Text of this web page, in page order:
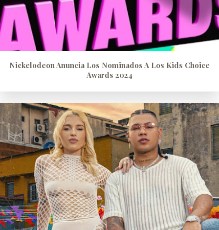
Nickelodeon Anuncia Los Nominados A Los Kids Choice
Awards 2024